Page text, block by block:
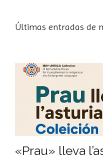
Últimas entradas de
«Prau» lleva